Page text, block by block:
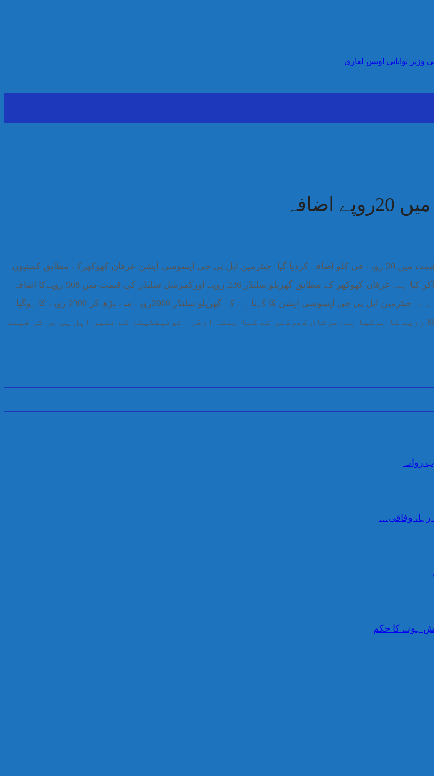
توانائی اویس لغاری
اسلام آباد(نمائندہ پنڈی پوسٹ) مائع قدرتی گیس (ایل پی جی) کی قیمت میں 20 روپے فی کلو اضافہ کردیا گیا۔چیئرمین ایل پی جی ایسوسی ایشن عرفان کھوکھرکے مطابق کمپنیوں
نے اضافہ بین الاقوامی مارکیٹ میں بڑھتی ہوئی قیمتوں کو جواز بناکر کیا ہے۔عرفان کھوکھر کے مطابق گھریلو سلنڈر 236 روپے اورکمرشل سلنڈر کی قیمت میں 908 روپےکا اضافہ
کیا گیا ہے، ایل پی جی175روپے سے بڑھ کر 195روپے فی کلو ہوگئی ہے۔ چیئرمین ایل پی جی ایسوسی ایشن کا کہنا ہے کہ گھریلو سلنڈر 2060روپے سے بڑھ کر 2300 روپے کا ہوگیا
ہے جب کہ کمرشل سلنڈر 7ہزار 925 روپے سے بڑھ کر 8ہزار 853 روپے کا ہوگیا ہے۔عرفان کھوکھر نے کہا ہےکہ اوگرا نوٹیفکیشن کے بغیر ایل پی جی کی قیمت
روانہ
وفاقی…
ہونے کا حکم